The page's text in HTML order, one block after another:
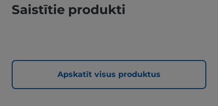
Saistītie produkti
Apskatīt visus produktus